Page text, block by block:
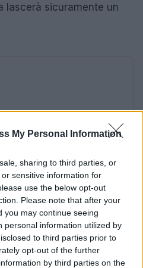
My Personal Information
sharing to third parties, or
sensitive information for
use the below opt-out
Please note that after your
you may continue seeing
personal information utilized by
to third parties prior to
opt-out of the further
by third parties on the
lascerà sicuramente un